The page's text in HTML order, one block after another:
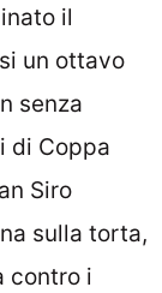
il
un ottavo
senza
di Coppa
Siro
sulla torta,
contro i